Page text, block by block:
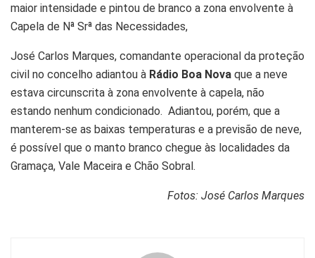
maior intensidade e pintou de branco a zona envolvente à
Capela de Nª Srª das Necessidades,
José Carlos Marques, comandante operacional da proteção
civil no concelho adiantou à Rádio Boa Nova que a neve
estava circunscrita à zona envolvente à capela, não
estando nenhum condicionado. Adiantou, porém, que a
manterem-se as baixas temperaturas e a previsão de neve,
é possível que o manto branco chegue às localidades da
Gramaça, Vale Maceira e Chão Sobral.
Fotos: José Carlos Marques